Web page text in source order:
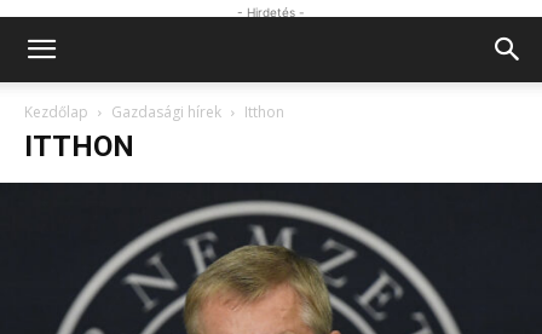
- Hirdetés -
Kezdőlap Gazdasági hírek Itthon
ITTHON